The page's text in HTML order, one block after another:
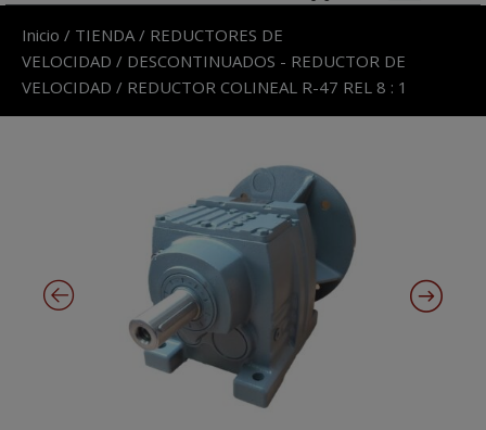
Inicio / TIENDA / REDUCTORES DE
VELOCIDAD / DESCONTINUADOS - REDUCTOR DE
VELOCIDAD / REDUCTOR COLINEAL R-47 REL 8 : 1